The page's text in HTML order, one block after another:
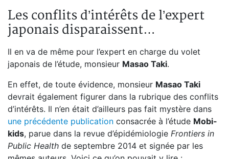
Les conflits d’intérêts de l’expert
japonais disparaissent…
Il en va de même pour l’expert en charge du volet
japonais de l’étude, monsieur Masao Taki.
En effet, de toute évidence, monsieur Masao Taki
devrait également figurer dans la rubrique des conflits
d’intérêts. Il n’en était d’ailleurs pas fait mystère dans
une précédente publication consacrée à l’étude Mobi-
kids, parue dans la revue d’épidémiologie Frontiers in
Public Health de septembre 2014 et signée par les